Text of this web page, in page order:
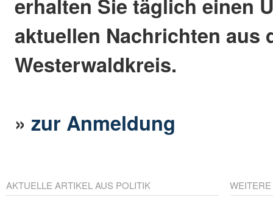
aktuellen Nachrichten aus
Westerwaldkreis.
»zur Anmeldung
AKTUELLE ARTIKEL AUS POLITIK